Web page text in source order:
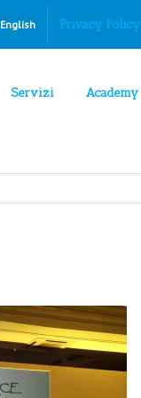
English Privacy Policy
Servizi Academy